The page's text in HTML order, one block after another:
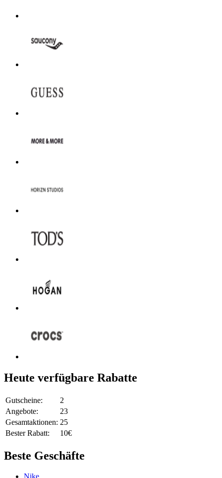
Heute verfügbare Rabatte
Gutscheine:
2
Angebote:
23
Gesamtaktionen: 25
Bester Rabatt:
10€
Beste Geschäfte